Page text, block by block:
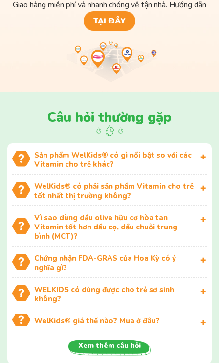
Giao hàng miễn phí và nhanh chóng về tận nhà. Hướng dẫn
TẠI ĐÂY
Câu hỏi thường gặp
Sản phẩm WelKids® có gì nổi bật so với các
Vitamin cho trẻ khác?
WelKids® có phải sản phẩm Vitamin cho trẻ
tốt nhất thị trường không?
Vì sao dùng dầu olive hữu cơ hòa tan
Vitamin tốt hơn dầu cọ, dầu chuỗi trung
bình (MCT)?
Chứng nhận FDA-GRAS của Hoa Kỳ có ý
nghĩa gì?
WELKIDS có dùng được cho trẻ sơ sinh
không?
WelKids® giá thế nào? Mua ở đâu?
Xem thêm câu hỏi